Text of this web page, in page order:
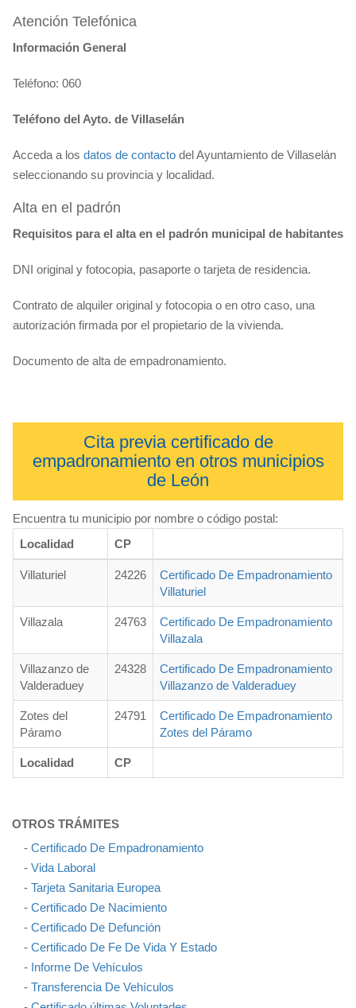
Atención Telefónica
Información General
Teléfono: 060
Teléfono del Ayto. de Villaselán
Acceda a los datos de contacto del Ayuntamiento de Villaselán
seleccionando su provincia y localidad.
Alta en el padrón
Requisitos para el alta en el padrón municipal de habitantes
DNI original y fotocopia, pasaporte o tarjeta de residencia.
Contrato de alquiler original y fotocopia o en otro caso, una
autorización firmada por el propietario de la vivienda.
Documento de alta de empadronamiento.
Cita previa certificado de
empadronamiento en otros municipios
de León
Encuentra tu municipio por nombre o código postal:
Localidad
CP
Villaturiel 24226
Certificado De Empadronamiento
Villaturiel
Villazala 24763
Certificado De Empadronamiento
Villazala
Villazanzo de
Valderaduey
24328
Certificado De Empadronamiento
Villazanzo de Valderaduey
Zotes del
Páramo
24791
Certificado De Empadronamiento
Zotes del Páramo
Localidad CP
OTROS TRÁMITES
- Certificado De Empadronamiento
- Vida Laboral
- Tarjeta Sanitaria Europea
- Certificado De Nacimiento
- Certificado De Defunción
- Certificado De Fe De Vida Y Estado
- Informe De Vehículos
- Transferencia De Vehículos